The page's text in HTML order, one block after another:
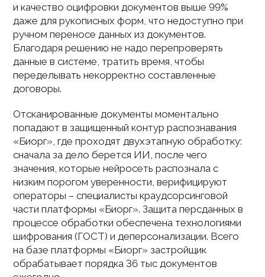
и качество оцифровки документов выше 99%
даже для рукописных форм, что недоступно при
ручном переносе данных из документов.
Благодаря решению не надо перепроверять
данные в системе, тратить время, чтобы
переделывать некорректно составленные
договоры.
Отсканированные документы моментально
попадают в защищенный контур распознавания
«Биорг», где проходят двухэтапную обработку:
сначала за дело берется ИИ, после чего
значения, которые нейросеть распознала с
низким порогом уверенности, верифицируют
операторы – специалисты краудсорсинговой
части платформы «Биорг». Защита персданных в
процессе обработки обеспечена технологиями
шифрования (ГОСТ) и деперсонализации. Всего
на базе платформы «Биорг» застройщик
обрабатывает порядка 36 тыс документов